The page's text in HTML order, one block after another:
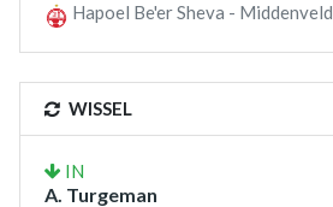
Hapoel Be'er Sheva -
WISSEL
IN
A. Turgeman